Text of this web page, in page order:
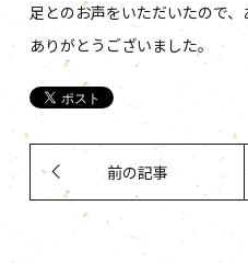
足とのお声をいただいたので、
ありがとうございました。
前の記事